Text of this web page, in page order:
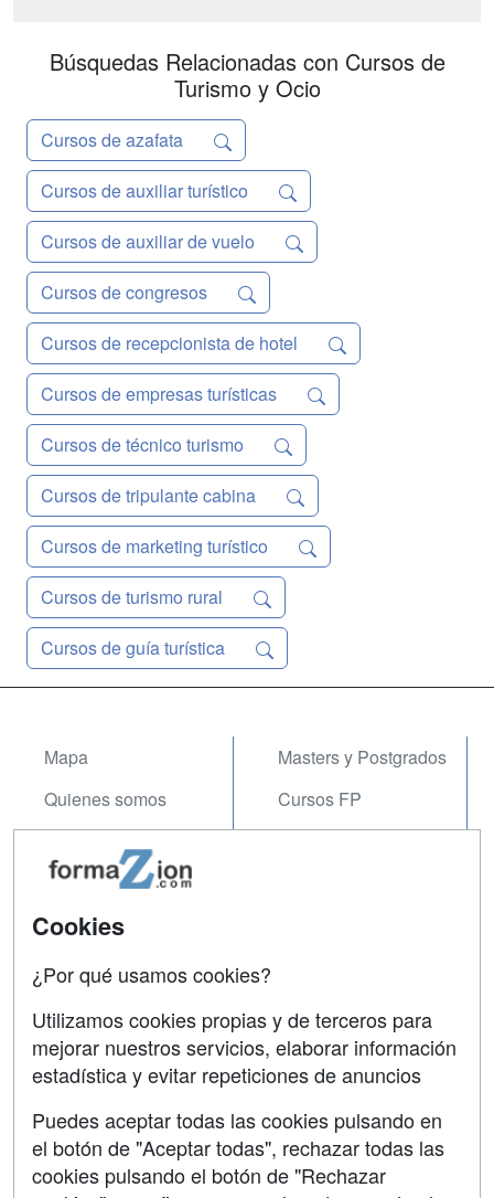
con la eficacia y calidad requeridas.
OPERACIONES DE G...
Búsquedas Relacionadas con Cursos de
Turismo y Ocio
Cursos de azafata
Cursos de auxiliar turístico
Cursos de auxiliar de vuelo
Cursos de congresos
Cursos de recepcionista de hotel
Cursos de empresas turísticas
Cursos de técnico turismo
Cursos de tripulante cabina
Cursos de marketing turístico
Cursos de turismo rural
Cursos de guía turística
Mapa
Quienes somos
Acceso Usuarios
Acceso Centros
Masters y Postgrados
Cursos FP
Contactar
Confidencialidad
Copyleft
SÍGUENOS EN:
Cookies
¿Por qué usamos cookies?
Utilizamos cookies propias y de terceros para
mejorar nuestros servicios, elaborar información
estadística y evitar repeticiones de anuncios
Puedes aceptar todas las cookies pulsando en
el botón de "Aceptar todas", rechazar todas las
cookies pulsando el botón de "Rechazar